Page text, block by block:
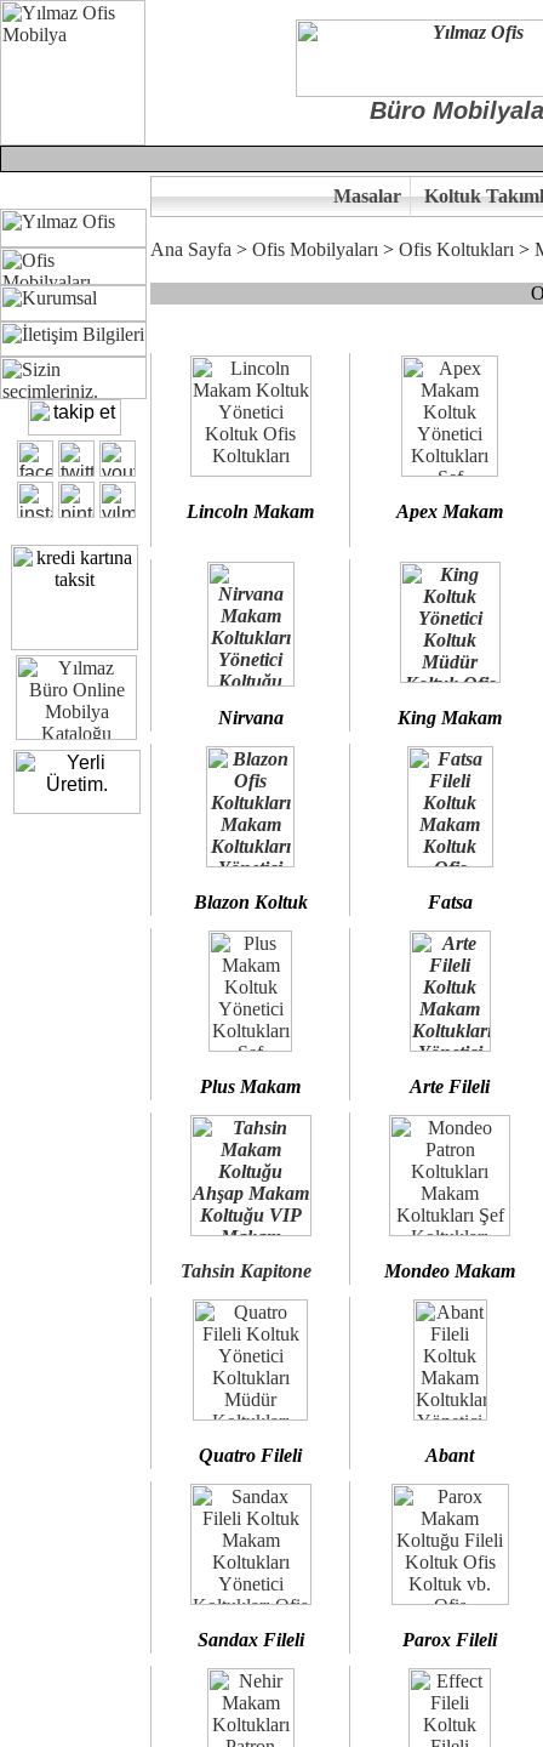
Büro
Ofisinizin dekorasyonunda ergonomi ve kaliteye önem
Çünkü sitemizde bulunan seçkin bürosit, goldsit ve modern
Size yakışan ofis koltuk tasarımına gelin birlikte karar verelim.
Kalite ve ergonomiyi arıyanların tercihi...Yılmaz Büro Mobilya
Masalar Koltuk
Ana Sayfa > Ofis Mobilyaları > Ofis Koltukları >
Lincoln Makam Apex Makam
Nirvana King Makam
Blazon Koltuk Fatsa
Plus Makam Arte Fileli
Tahsin Kapitone Mondeo Makam
Quatro Fileli Abant
Sandax Fileli Parox Fileli